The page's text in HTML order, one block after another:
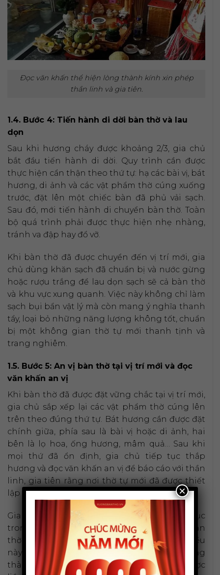
Đọc văn khấn thể hiện lòng thành kính xin phép
thần linh và gia tiên.
1.4. Bước 4: Tiến hành di dời bàn thờ và lau
dọn
Sau khi hương cháy được khoảng 2/3, gia chủ
bắt đầu tiến hành di dời. Quy trình cần được
thực hiện cẩn thận theo thứ tự: hạ các bài vị, bát
hương, di ảnh và các vật phẩm thờ cúng xuống
trước, đặt lên một chiếc bàn đã phủ vải sạch.
Sau đó, mới tiến hành di chuyển bàn thờ. Toàn
bộ quá trình phải được thực hiện nhẹ nhàng,
tránh va đập hay đổ vỡ.
Khi bàn thờ đã được chuyển đến vị trí mới, gia
chủ dùng khăn sạch đã chuẩn bị và nước gừng
hoặc rượu trắng để lau dọn sạch sẽ cả bàn thờ
và khu vực xung quanh. Việc này không chỉ làm
sạch bụi bẩn vật lý mà còn mang ý nghĩa thanh
tẩy, loại bỏ những năng lượng không tốt, chuẩn
bị một không gian thờ tự mới thanh tịnh và
trang nghiêm.
1.5. Bước 5: An vị bàn thờ tại vị trí mới và đọc
văn khấn an vị
Khi bàn thờ đã được đặt vững chắc tại vị trí mới,
gia chủ sắp xếp lại các vật phẩm thờ cúng lên
trên theo đúng thứ tự. Bát hương cần được đặt
chính giữa, phía sau là bài vị hoặc di ảnh, hai
bên là lọ hoa, ống hương, mâm quả… Sau khi
mọi thứ đã ổn định, gia chủ tiếp tục thắp
hương và đọc văn khấn an vị để báo cáo với thần
linh, gia tiên rằng nơi thờ tự mới đã được thiết
lập xong.
Gia chủ nên duy trì việc thắp hương liên tục
trong 7 hoặc 21 ngày đầu tiên để không gian
thờ tự mới được “ấm áp”, quy tụ linh khí. Điều
này thể hiện sự chăm sóc chu đáo và lòng
thành của con cháu, giúp kết nối tâm linh được
×